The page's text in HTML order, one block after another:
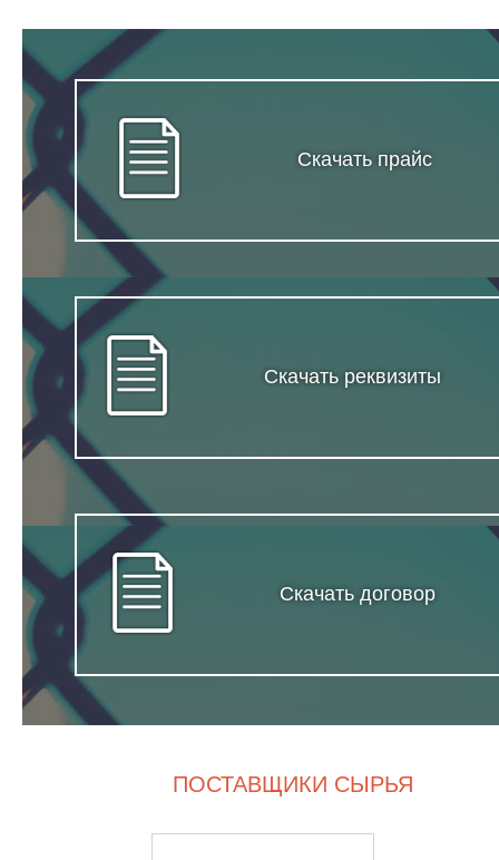
Скачать прайс
Скачать реквизиты
Скачать договор
ПОСТАВЩИКИ СЫРЬЯ